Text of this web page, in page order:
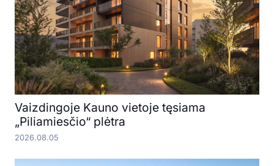
Vaizdingoje Kauno vietoje tęsiama
„Piliamiesčio“ plėtra
2026.08.05